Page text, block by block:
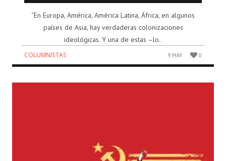
“En Europa, América, América Latina, África, en algunos
países de Asia, hay verdaderas colonizaciones
ideológicas. Y una de estas –lo..
COLUMNISTAS 9 MAY 0